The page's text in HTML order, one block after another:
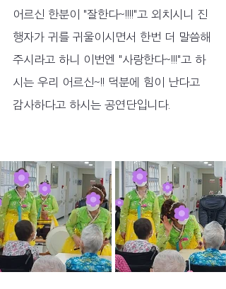
어르신 한분이 "잘한다~!!!!"고 외치시니 진
행자가 귀를 귀울이시면서 한번 더 말씀해
주시라고 하니 이번엔 "사랑한다~!!!"고 하
시는 우리 어르신~!! 덕분에 힘이 난다고
감사하다고 하시는 공연단입니다.